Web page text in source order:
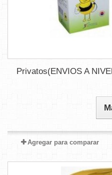
Privatos(ENVIOS A
Agregar para comparar